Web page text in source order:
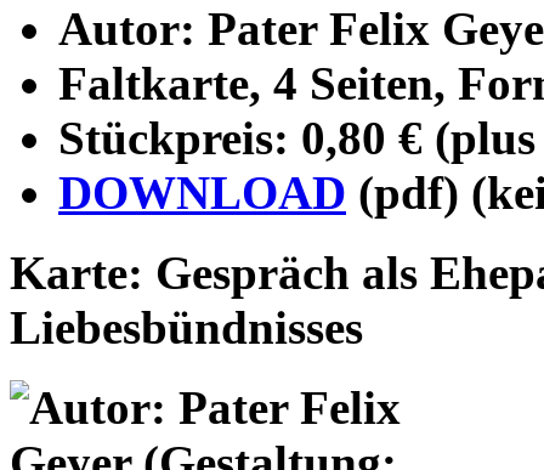
Autor: Pater Felix
Faltkarte, 4 Seiten,
Stückpreis: 0,80 €
DOWNLOAD (pdf)
Karte: Gespräch als
Liebesbündnisses